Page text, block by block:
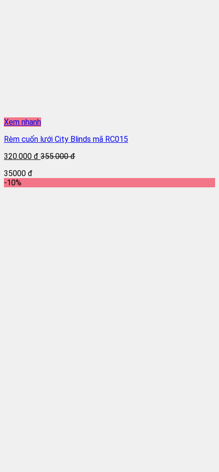
Xem nhanh
Rèm cuốn lưới City Blinds mã RC015
320.000 đ 355.000 đ
35000 đ
-10%